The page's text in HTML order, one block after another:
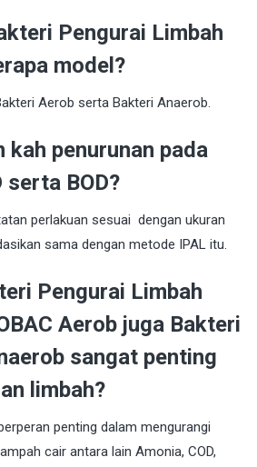
Pengurai Limbah
model?
Aerob serta Bakteri Anaerob.
kah penurunan pada
serta BOD?
perlakuan sesuai dengan ukuran
sama dengan metode IPAL itu.
Pengurai Limbah
Aerob juga Bakteri
sangat penting
limbah?
penting dalam mengurangi
cair antara lain Amonia, COD,